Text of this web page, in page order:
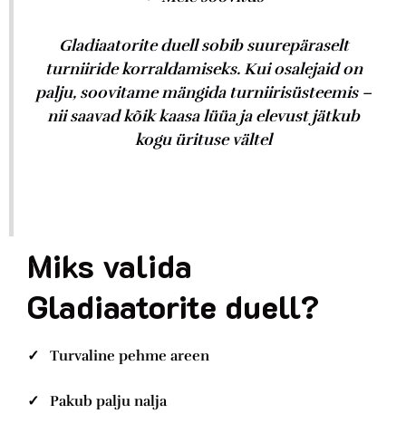
Gladiaatorite duell sobib suurepäraselt
turniiride korraldamiseks. Kui osalejaid on
palju, soovitame mängida turniirisüsteemis –
nii saavad kõik kaasa lüüa ja elevust jätkub
kogu ürituse vältel
Miks valida
Gladiaatorite duell?
✓ Turvaline pehme areen
✓ Pakub palju nalja